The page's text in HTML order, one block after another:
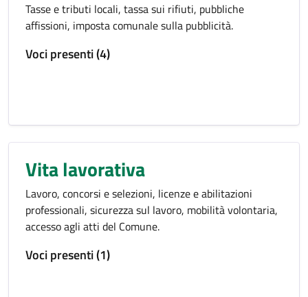
Tasse e tributi locali, tassa sui rifiuti, pubbliche
affissioni, imposta comunale sulla pubblicità.
Voci presenti (4)
Vita lavorativa
Lavoro, concorsi e selezioni, licenze e abilitazioni
professionali, sicurezza sul lavoro, mobilità volontaria,
accesso agli atti del Comune.
Voci presenti (1)